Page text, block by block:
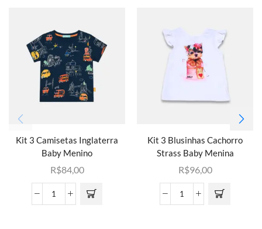
Kit 3 Camisetas Inglaterra
Baby Menino
R$84,00
Kit 3 Blusinhas Cachorro
Strass Baby Menina
R$96,00